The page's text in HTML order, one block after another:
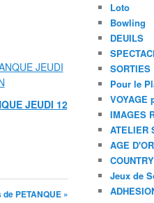
JEUDI 12
PETANQUE »
Loto
Bowling
DEUILS
SORTIES
Pour le
VOYAGE
IMAGES
ATELIER
AGE
Jeux de